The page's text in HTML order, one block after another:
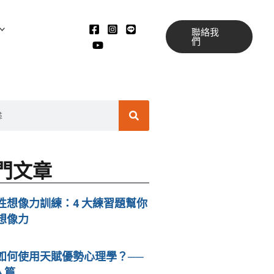
聯絡我
們
搜
文章
想像力訓練：4 大練習題幫你
像力
何使用天賦優勢心理學？──